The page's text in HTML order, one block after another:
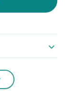
expand_more